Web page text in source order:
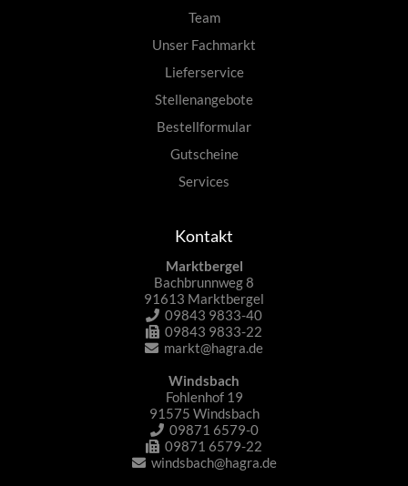
Team
Unser Fachmarkt
Lieferservice
Stellenangebote
Bestellformular
Gutscheine
Services
Kontakt
Marktbergel
Bachbrunnweg 8
91613 Marktbergel
09843 9833-40
09843 9833-22
markt@hagra.de
Windsbach
Fohlenhof 19
91575 Windsbach
09871 6579-0
09871 6579-22
windsbach@hagra.de